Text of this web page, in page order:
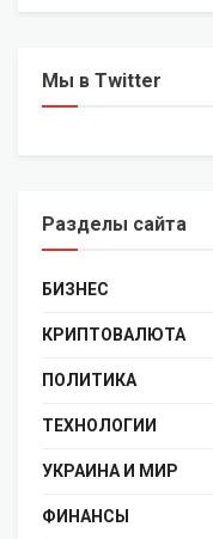
Мы в Twitter
Разделы сайта
БИЗНЕС
КРИПТОВАЛЮТА
ПОЛИТИКА
ТЕХНОЛОГИИ
УКРАИНА И МИР
ФИНАНСЫ